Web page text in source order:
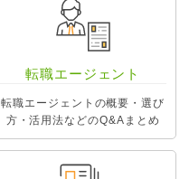
転職エージェント
転職エージェントの概要・選び
方・活用法などのQ&Aまとめ